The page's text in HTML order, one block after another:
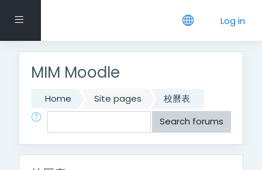
Side panel Log in
MIM Moodle
Home Site pages
校曆表
Search
Search forums